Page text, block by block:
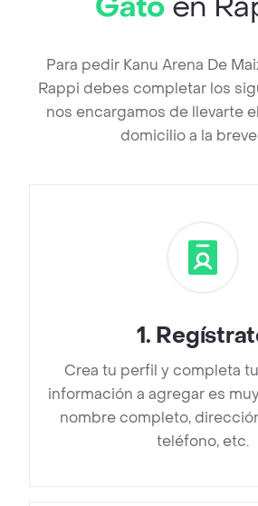
Para pedir Kanu Arena De
Rappi debes completar los
nos encargamos de llevarte
domicilio a la
1.
Crea tu perfil y completa
información a agregar es
nombre completo,
teléfono, etc.